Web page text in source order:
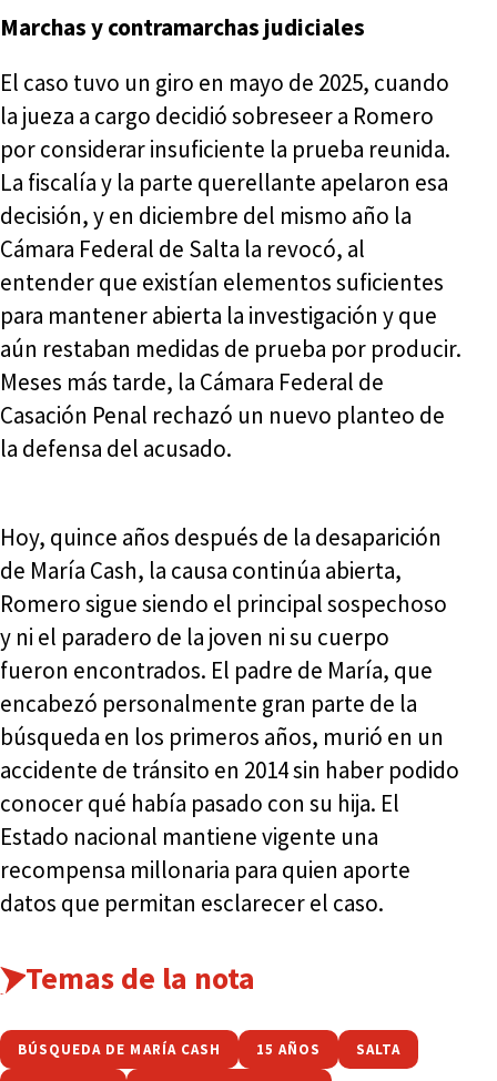
Marchas y contramarchas judiciales
El caso tuvo un giro en mayo de 2025, cuando
la jueza a cargo decidió sobreseer a Romero
por considerar insuficiente la prueba reunida.
La fiscalía y la parte querellante apelaron esa
decisión, y en diciembre del mismo año la
Cámara Federal de Salta la revocó, al
entender que existían elementos suficientes
para mantener abierta la investigación y que
aún restaban medidas de prueba por producir.
Meses más tarde, la Cámara Federal de
Casación Penal rechazó un nuevo planteo de
la defensa del acusado.
Hoy, quince años después de la desaparición
de María Cash, la causa continúa abierta,
Romero sigue siendo el principal sospechoso
y ni el paradero de la joven ni su cuerpo
fueron encontrados. El padre de María, que
encabezó personalmente gran parte de la
búsqueda en los primeros años, murió en un
accidente de tránsito en 2014 sin haber podido
conocer qué había pasado con su hija. El
Estado nacional mantiene vigente una
recompensa millonaria para quien aporte
datos que permitan esclarecer el caso.
Temas de la nota
BÚSQUEDA DE MARÍA CASH 15 AÑOS SALTA